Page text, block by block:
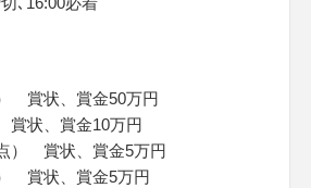
賞状、賞金50万円
状、賞金10万円
） 賞状、賞金5万円
賞状、賞金5万円